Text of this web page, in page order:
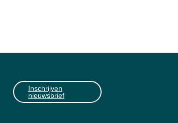
Inschrijven
nieuwsbrief